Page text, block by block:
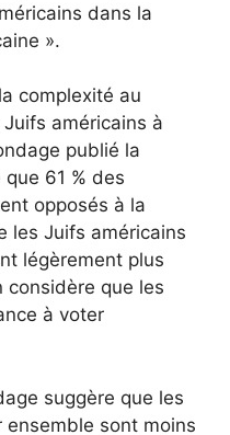
dans la
».
complexité au
américains à
publié la
61 % des
opposés à la
les Juifs américains
légèrement plus
considère que les
à voter
suggère que les
sont moins